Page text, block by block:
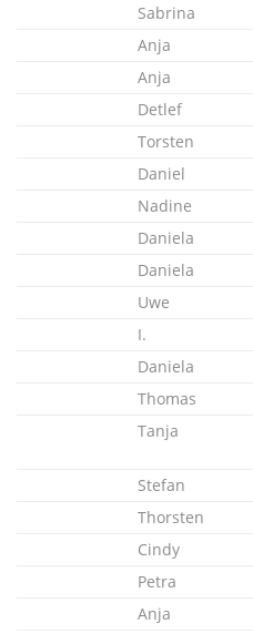
Sabrina
Anja
Anja
Detlef
Torsten
Daniel
Nadine
Daniela
Daniela
Uwe
I.
Daniela
Thomas
Tanja
Stefan
Thorsten
Cindy
Petra
Anja